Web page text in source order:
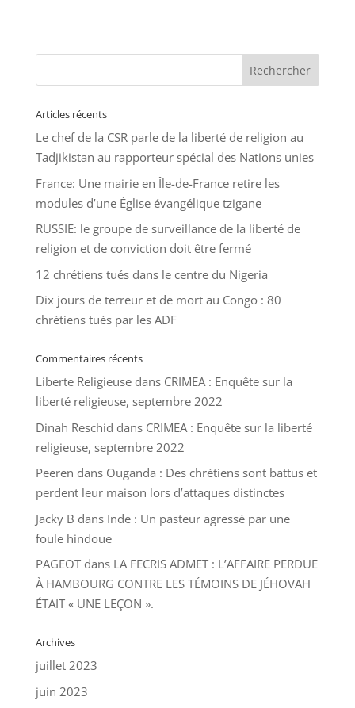
Articles récents
Le chef de la CSR parle de la liberté de religion au
Tadjikistan au rapporteur spécial des Nations unies
France: Une mairie en Île-de-France retire les
modules d’une Église évangélique tzigane
RUSSIE: le groupe de surveillance de la liberté de
religion et de conviction doit être fermé
12 chrétiens tués dans le centre du Nigeria
Dix jours de terreur et de mort au Congo : 80
chrétiens tués par les ADF
Commentaires récents
Liberte Religieusedans CRIMEA : Enquête sur la
liberté religieuse, septembre 2022
Dinah Reschid dans CRIMEA : Enquête sur la liberté
religieuse, septembre 2022
Peeren dans Ouganda : Des chrétiens sont battus et
perdent leur maison lors d’attaques distinctes
Jacky B dans Inde : Un pasteur agressé par une
foule hindoue
PAGEOTdans LA FECRIS ADMET : L’AFFAIRE PERDUE
À HAMBOURG CONTRE LES TÉMOINS DE JÉHOVAH
ÉTAIT « UNE LEÇON ».
Archives
juillet 2023
juin 2023